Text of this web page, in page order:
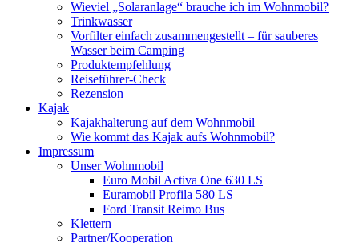
Wieviel „Solaranlage“ brauche ich im Wohnmobil?
Trinkwasser
Vorfilter einfach zusammengestellt – für sauberes
Wasser beim Camping
Produktempfehlung
Reiseführer-Check
Rezension
Kajak
Kajakhalterung auf dem Wohnmobil
Wie kommt das Kajak aufs Wohnmobil?
Impressum
Unser Wohnmobil
Euro Mobil Activa One 630 LS
Euramobil Profila 580 LS
Ford Transit Reimo Bus
Klettern
Partner/Kooperation